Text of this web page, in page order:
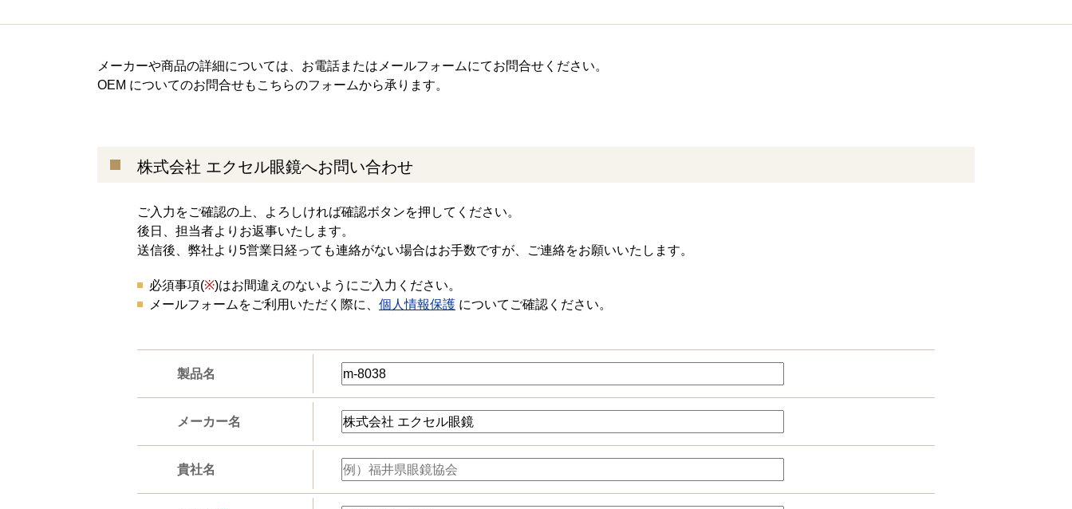
メーカーや商品の詳細については、お電話またはメールフォームにてお問合せください。
OEM についてのお問合せもこちらのフォームから承ります。
株式会社 エクセル眼鏡へお問い合わせ
ご入力をご確認の上、よろしければ確認ボタンを押してください。
後日、担当者よりお返事いたします。
送信後、弊社より5営業日経っても連絡がない場合はお手数ですが、ご連絡をお願いいたします。
必須事項(※)はお間違えのないようにご入力ください。
メールフォームをご利用いただく際に、 個人情報保護 についてご確認ください。
製品名
メーカー名
貴社名